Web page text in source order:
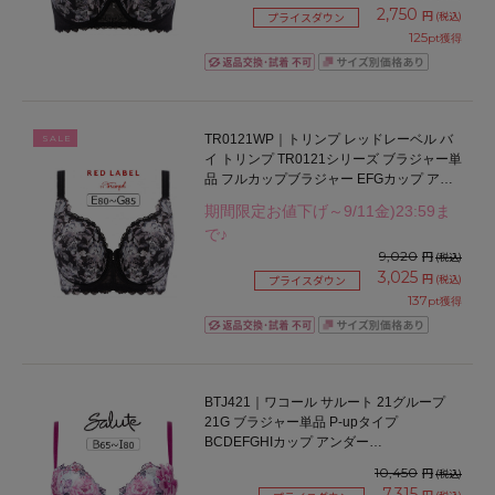
プライスダウン 2,750 円 (税込)
125pt獲得
SALE
TR0121WP｜トリンプ レッドレーベル バ
イ トリンプ TR0121シリーズ ブラジャー単
品 フルカップブラジャー EFGカップ アン
期間限定お値下げ～9/11金)23:59ま
で♪
9,020 円(税込)
プライスダウン 3,025 円 (税込)
137pt獲得
BTJ421｜ワコール サルート 21グループ
21G ブラジャー単品 P-upタイプ
BCDEFGHIカップ アンダー
10,450 円(税込)